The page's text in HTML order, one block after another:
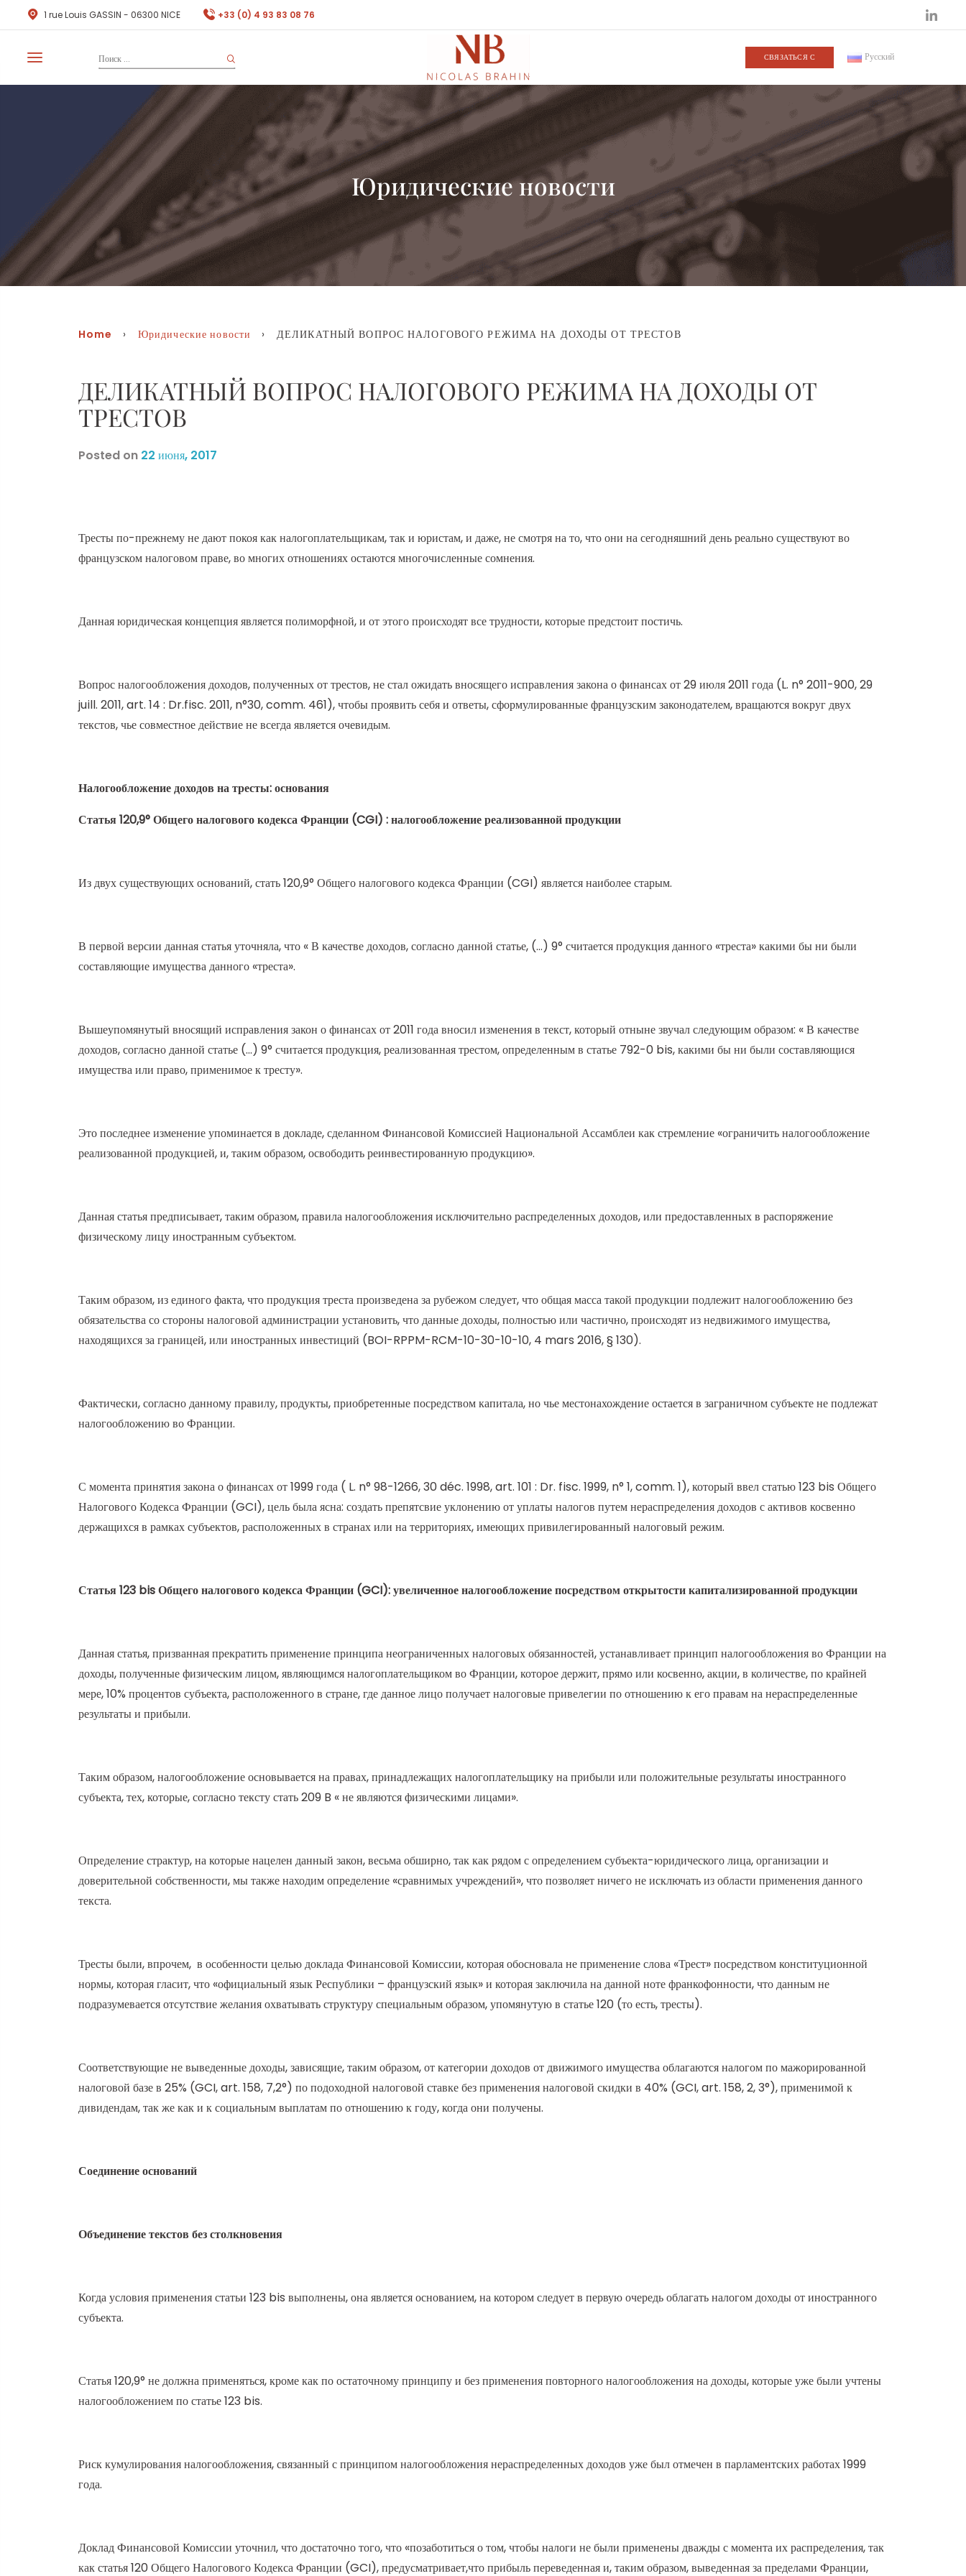
1 rue Louis GASSIN - 06300 NICE +33 (0) 4 93 83 08 76
СВЯЗАТЬСЯ С Русский
Юридические новости
Home › Юридические новости › ДЕЛИКАТНЫЙ ВОПРОС НАЛОГОВОГО РЕЖИМА НА ДОХОДЫ ОТ ТРЕСТОВ
ДЕЛИКАТНЫЙ ВОПРОС НАЛОГОВОГО РЕЖИМА НА ДОХОДЫ ОТ
ТРЕСТОВ
Posted on 22 июня, 2017
Тресты по-прежнему не дают покоя как налогоплательщикам, так и юристам, и даже, не смотря на то, что они на сегодняшний день реально существуют во
французском налоговом праве, во многих отношениях остаются многочисленные сомнения.
Данная юридическая концепция является полиморфной, и от этого происходят все трудности, которые предстоит постичь.
Вопрос налогообложения доходов, полученных от трестов, не стал ожидать вносящего исправления закона о финансах от 29 июля 2011 года (L. n° 2011-900, 29
juill. 2011, art. 14 : Dr.fisc. 2011, n°30, comm. 461), чтобы проявить себя и ответы, сформулированные французским законодателем, вращаются вокруг двух
текстов, чье совместное действие не всегда является очевидым.
Налогообложение доходов на тресты: основания
Статья 120,9° Общего налогового кодекса Франции (CGI) : налогообложение реализованной продукции
Из двух существующих оснований, стать 120,9° Общего налогового кодекса Франции (CGI) является наиболее старым.
В первой версии данная статья уточняла, что « В качестве доходов, согласно данной статье, (…) 9° считается продукция данного «треста» какими бы ни были
составляющие имущества данного «треста».
Вышеупомянутый вносящий исправления закон о финансах от 2011 года вносил изменения в текст, который отныне звучал следующим образом: « В качестве
доходов, согласно данной статье (…) 9° считается продукция, реализованная трестом, определенным в статье 792-0 bis, какими бы ни были составляющися
имущества или право, применимое к тресту».
Это последнее изменение упоминается в докладе, сделанном Финансовой Комиссией Национальной Ассамблеи как стремление «ограничить налогообложение
реализованной продукцией, и, таким образом, освободить реинвестированную продукцию».
Данная статья предписывает, таким образом, правила налогообложения исключительно распределенных доходов, или предоставленных в распоряжение
физическому лицу иностранным субъектом.
Таким образом, из единого факта, что продукция треста произведена за рубежом следует, что общая масса такой продукции подлежит налогообложению без
обязательства со стороны налоговой администрации установить, что данные доходы, полностью или частично, происходят из недвижимого имущества,
находящихся за границей, или иностранных инвестиций (BOI-RPPM-RCM-10-30-10-10, 4 mars 2016, § 130).
Фактически, согласно данному правилу, продукты, приобретенные посредством капитала, но чье местонахождение остается в заграничном субъекте не подлежат
налогообложению во Франции.
С момента принятия закона о финансах от 1999 года ( L. n° 98-1266, 30 déc. 1998, art. 101 : Dr. fisc. 1999, n° 1, comm. 1), который ввел статью 123 bis Общего
Налогового Кодекса Франции (GCI), цель была ясна: создать препятсвие уклонению от уплаты налогов путем нераспределения доходов с активов косвенно
держащихся в рамках субъектов, расположенных в странах или на территориях, имеющих привилегированный налоговый режим.
Статья 123 bis Общего налогового кодекса Франции (GCI): увеличенное налогообложение посредством открытости капитализированной продукции
Данная статья, призванная прекратить применение принципа неограниченных налоговых обязанностей, устанавливает принцип налогообложения во Франции на
доходы, полученные физическим лицом, являющимся налогоплательщиком во Франции, которое держит, прямо или косвенно, акции, в количестве, по крайней
мере, 10% процентов субъекта, расположенного в стране, где данное лицо получает налоговые привелегии по отношению к его правам на нераспределенные
результаты и прибыли.
Таким образом, налогообложение основывается на правах, принадлежащих налогоплательщику на прибыли или положительные результаты иностранного
субъекта, тех, которые, согласно тексту стать 209 B « не являются физическими лицами».
Определение страктур, на которые нацелен данный закон, весьма обширно, так как рядом с определением субъекта-юридического лица, организации и
доверительной собственности, мы также находим определение «сравнимых учреждений», что позволяет ничего не исключать из области применения данного
текста.
Тресты были, впрочем, в особенности целью доклада Финансовой Комиссии, которая обосновала не применение слова «Трест» посредством конституционной
нормы, которая гласит, что «официальный язык Республики – французский язык» и которая заключила на данной ноте франкофонности, что данным не
подразумевается отсутствие желания охватывать структуру специальным образом, упомянутую в статье 120 (то есть, тресты).
Соответствующие не выведенные доходы, зависящие, таким образом, от категории доходов от движимого имущества облагаются налогом по мажорированной
налоговой базе в 25% (GCI, art. 158, 7,2°) по подоходной налоговой ставке без применения налоговой скидки в 40% (GCI, art. 158, 2, 3°), применимой к
дивидендам, так же как и к социальным выплатам по отношению к году, когда они получены.
Соединение оснований
Объединение текстов без столкновения
Когда условия применения статьи 123 bis выполнены, она является основанием, на котором следует в первую очередь облагать налогом доходы от иностранного
субъекта.
Статья 120,9° не должна применяться, кроме как по остаточному принципу и без применения повторного налогообложения на доходы, которые уже были учтены
налогообложением по статье 123 bis.
Риск кумулирования налогообложения, связанный с принципом налогообложения нераспределенных доходов уже был отмечен в парламентских работах 1999
года.
Доклад Финансовой Комиссии уточнил, что достаточно того, что «позаботиться о том, чтобы налоги не были применены дважды с момента их распределения, так
как статья 120 Общего Налогового Кодекса Франции (GCI), предусматривает,что прибыль переведенная и, таким образом, выведенная за пределами Франции,